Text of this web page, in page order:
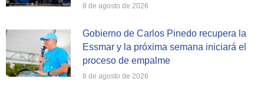
8 de agosto de 2026
Gobierno de Carlos Pinedo recupera la
Essmar y la próxima semana iniciará el
proceso de empalme
8 de agosto de 2026